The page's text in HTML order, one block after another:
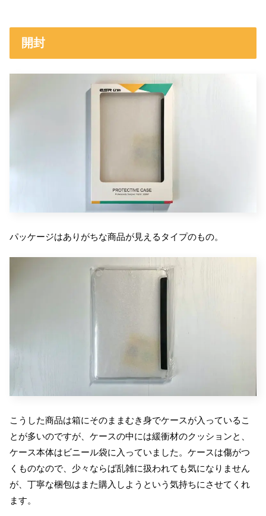
開封
パッケージはありがちな商品が見えるタイプのもの。
こうした商品は箱にそのままむき身でケースが入っているこ
とが多いのですが、ケースの中には緩衝材のクッションと、
ケース本体はビニール袋に入っていました。ケースは傷がつ
くものなので、少々ならば乱雑に扱われても気になりません
が、丁寧な梱包はまた購入しようという気持ちにさせてくれ
ます。